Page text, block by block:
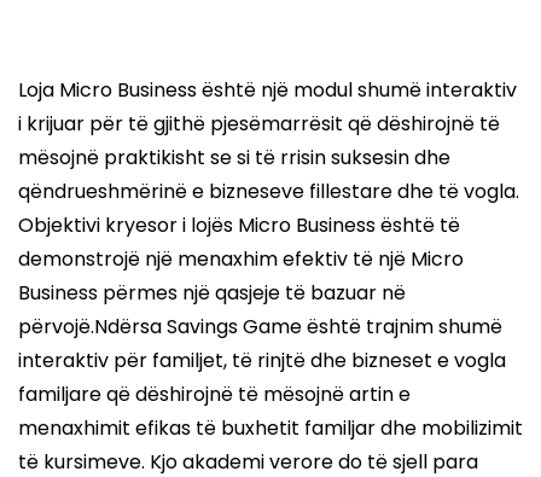
Loja Micro Business është një modul shumë interaktiv
i krijuar për të gjithë pjesëmarrësit që dëshirojnë të
mësojnë praktikisht se si të rrisin suksesin dhe
qëndrueshmërinë e bizneseve fillestare dhe të vogla.
Objektivi kryesor i lojës Micro Business është të
demonstrojë një menaxhim efektiv të një Micro
Business përmes një qasjeje të bazuar në
përvojë.Ndërsa Savings Game është trajnim shumë
interaktiv për familjet, të rinjtë dhe bizneset e vogla
familjare që dëshirojnë të mësojnë artin e
menaxhimit efikas të buxhetit familjar dhe mobilizimit
të kursimeve. Kjo akademi verore do të sjell para